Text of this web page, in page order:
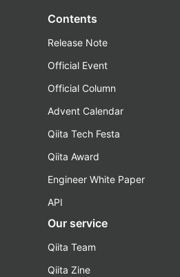
Contents
Release Note
Official Event
Official Column
Advent Calendar
Qiita Tech Festa
Qiita Award
Engineer White Paper
API
Our service
Qiita Team
Qiita Zine